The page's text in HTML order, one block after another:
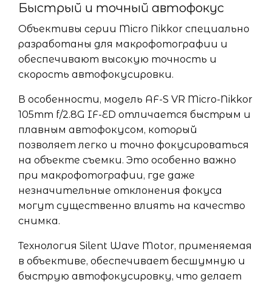
Быстрый и точный автофокус
Объективы серии Micro Nikkor специально
разработаны для макрофотографии и
обеспечивают высокую точность и
скорость автофокусировки.
В особенности, модель AF-S VR Micro-Nikkor
105mm f/2.8G IF-ED отличается быстрым и
плавным автофокусом, который
позволяет легко и точно фокусироваться
на объекте съемки. Это особенно важно
при макрофотографии, где даже
незначительные отклонения фокуса
могут существенно влиять на качество
снимка.
Технология Silent Wave Motor, применяемая
в объективе, обеспечивает бесшумную и
быструю автофокусировку, что делает